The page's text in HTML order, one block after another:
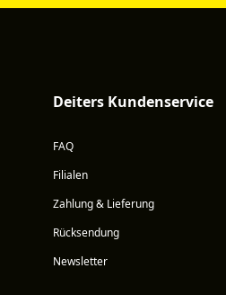
Deiters Kundenservice
FAQ
Filialen
Zahlung & Lieferung
Rücksendung
Newsletter